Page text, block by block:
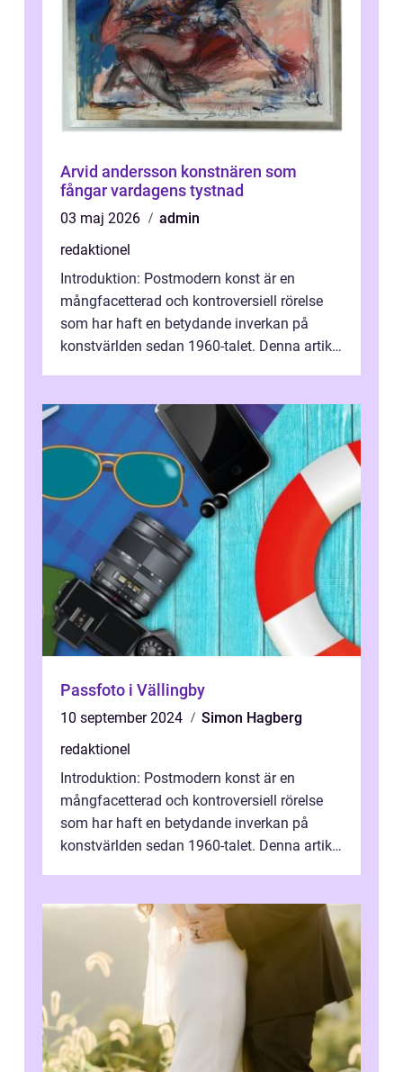
Arvid andersson konstnären som
fångar vardagens tystnad
03 maj 2026
admin
redaktionel
Introduktion: Postmodern konst är en
mångfacetterad och kontroversiell rörelse
som har haft en betydande inverkan på
konstvärlden sedan 1960-talet. Denna artikel
Passfoto i Vällingby
10 september 2024
Simon Hagberg
redaktionel
Introduktion: Postmodern konst är en
mångfacetterad och kontroversiell rörelse
som har haft en betydande inverkan på
konstvärlden sedan 1960-talet. Denna artikel